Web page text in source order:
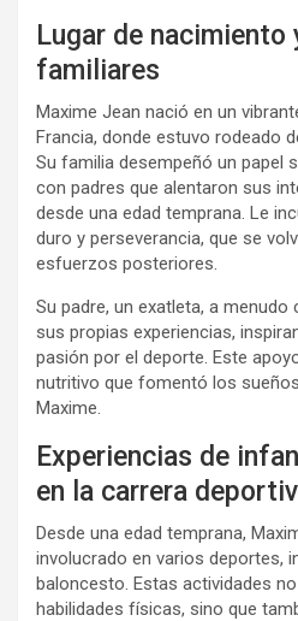
Lugar de nacimiento
familiares
Maxime Jean nació en un
Francia, donde estuvo rodeado
Su familia desempeñó un papel
con padres que alentaron sus
desde una edad temprana. Le
duro y perseverancia, que se
esfuerzos posteriores.
Su padre, un exatleta, a
sus propias experiencias,
pasión por el deporte. Este
nutritivo que fomentó los
Maxime.
Experiencias de
en la carrera
Desde una edad temprana,
involucrado en varios deportes,
baloncesto. Estas actividades
habilidades físicas, sino que